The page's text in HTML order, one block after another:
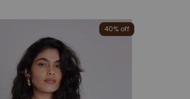
40% off